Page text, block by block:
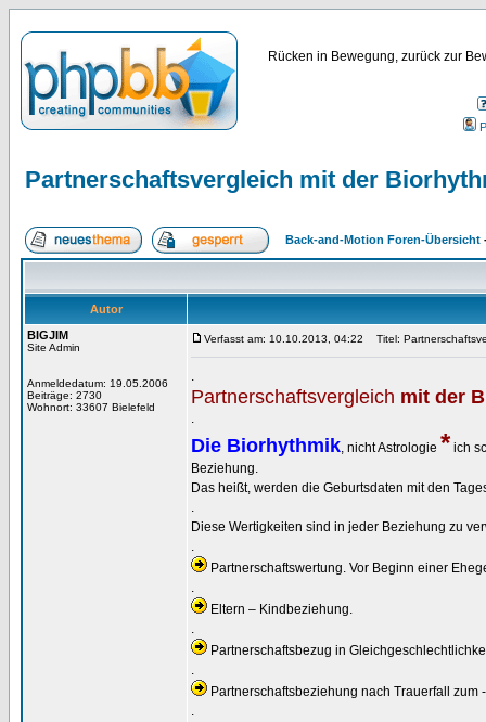
Rücken in Bewegung, zurück zur
Partnerschaftsvergleich mit der
Back-and-Motion Foren-Übersicht
Autor
BIGJIM
Site Admin
Anmeldedatum: 19.05.2006
Beiträge: 2730
Wohnort: 33607 Bielefeld
Verfasst am: 10.10.2013, 04:22 Titel:
.
Partnerschaftsvergleich mit der
.
Die Biorhythmik, nicht Astrologie * ich
Beziehung.
Das heißt, werden die Geburtsdaten mit den
.
Diese Wertigkeiten sind in jeder Beziehung zu
.
Partnerschaftswertung. Vor Beginn einer
.
Eltern – Kindbeziehung.
.
Partnerschaftsbezug in
.
Partnerschaftsbeziehung nach Trauerfall
.